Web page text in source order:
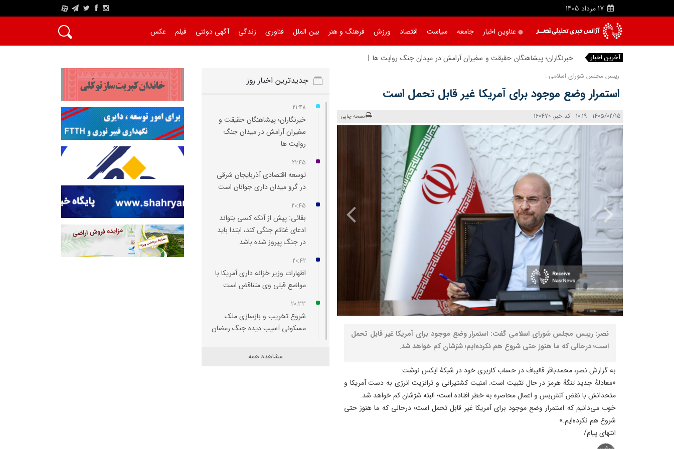
17 مرداد 1405
A
عناوین اخبار جامعه سیاست اقتصاد ورزش فرهنگ و هنر بین الملل فناوری زندگی آگهی دولتی فیلم عکس
آخرین اخبار خبرنگاران؛ پیشاهنگان حقیقت و سفیران آرامش در میدان جنگ روایت‌ ها
رییس مجلس شورای اسلامی :
استمرار وضع موجود برای آمریکا غیر قابل تحمل است
1405/02/15 - 10:19 - کد خبر: 160470 نسخه چاپی
نصر: رییس مجلس شورای اسلامی گفت: استمرار وضع موجود برای آمریکا غیر قابل تحمل
است؛ درحالی که ما هنوز حتی شروع هم نکرده‌ایم؛ شرّشان کم خواهد شد.
به گزارش نصر، محمدباقر قالیباف در حساب کاربری خود در شبکهٔ ایکس نوشت:
‌«معادلهٔ جدید تنگهٔ هرمز در حال تثبیت است. امنیت کشتیرانی و ترانزیت انرژی به دست آمریکا و
متحدانش با نقض آتش‌بس و اعمال محاصره به خطر افتاده است؛ البته شرّشان کم خواهد شد.
‏خوب می‌دانیم که استمرار وضع موجود برای آمریکا غیر قابل تحمل است؛ درحالی که ما هنوز حتی
شروع هم نکرده‌ایم.»
انتهای پیام/
جدیدترین اخبار روز
21:48
خبرنگاران؛ پیشاهنگان حقیقت و
سفیران آرامش در میدان جنگ
روایت‌ ها
21:45
توسعه اقتصادی آذربایجان شرقی
در گرو میدان‌ داری جوانان است
20:45
بقائی: پیش از آنکه کسی بتواند
ادعای غنائم جنگی کند، ابتدا باید
در جنگ پیروز شده باشد
20:42
اظهارات وزیر خزانه‌ داری آمریکا با
مواضع قبلی وی متناقض است
20:33
شروع تخریب و بازسازی ملک
مسکونی آسیب‌ دیده جنگ رمضان
اتفاقی بی سابقه در تخصیص
مشاهده همه